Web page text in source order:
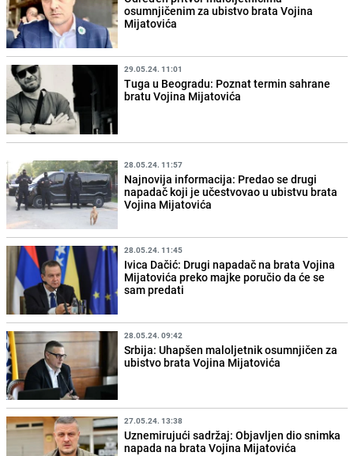
osumnjičenim za ubistvo brata Vojina
Mijatovića
29.05.24. 11:01
Tuga u Beogradu: Poznat termin sahrane
bratu Vojina Mijatovića
28.05.24. 11:57
Najnovija informacija: Predao se drugi
napadač koji je učestvovao u ubistvu brata
Vojina Mijatovića
28.05.24. 11:45
Ivica Dačić: Drugi napadač na brata Vojina
Mijatovića preko majke poručio da će se
sam predati
28.05.24. 09:42
Srbija: Uhapšen maloljetnik osumnjičen za
ubistvo brata Vojina Mijatovića
27.05.24. 13:38
Uznemirujući sadržaj: Objavljen dio snimka
napada na brata Vojina Mijatovića